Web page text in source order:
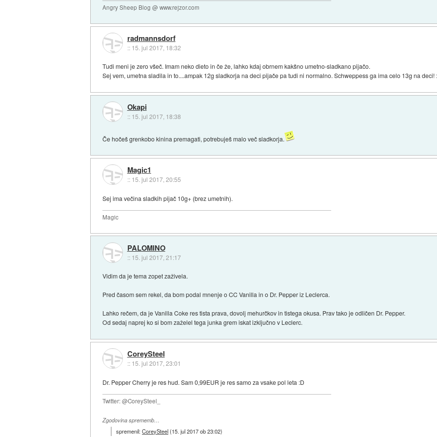
Angry Sheep Blog @ www.rejzor.com
radmannsdorf
:: 15. jul 2017, 18:32
Tudi meni je zero všeč. Imam neko dieto in če že, lahko kdaj obrnem kakšno umetno-sladkano pijačo.
Sej vem, umetna sladila in to....ampak 12g sladkorja na deci pijače pa tudi ni normalno. Schweppess ga ima celo 13g na deci!
Okapi
:: 15. jul 2017, 18:38
Če hočeš grenkobo kinina premagati, potrebuješ malo več sladkorja.
Magic1
:: 15. jul 2017, 20:55
Sej ima večina sladkih pijač 10g+ (brez umetnih).
Magic
PALOMINO
:: 15. jul 2017, 21:17
Vidim da je tema zopet zaživela.
Pred časom sem rekel, da bom podal mnenje o CC Vanilla in o Dr. Pepper iz Leclerca.
Lahko rečem, da je Vanilla Coke res tista prava, dovolj mehurčkov in tistega okusa. Prav tako je odličen Dr. Pepper.
Od sedaj naprej ko si bom zaželel tega junka grem iskat izključno v Leclerc.
CoreySteel
:: 15. jul 2017, 23:01
Dr. Pepper Cherry je res hud. Sam 0,99EUR je res samo za vsake pol leta :D
Twitter: @CoreySteel_
Zgodovina sprememb…
spremenil:CoreySteel(15. jul 2017 ob 23:02)